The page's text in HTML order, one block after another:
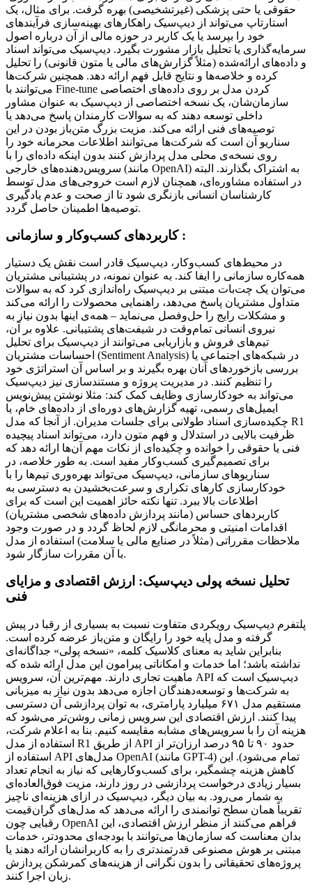
حقوقی یا حتی پزشکی (غیرتشخیصی) بهره گرفت. برای مثال، یک
استارتاپ می‌تواند از دیپ‌سیک راهکارهای بهینه‌سازی فرآیندهای
خود را بپرسد یا یک کاربر در حوزه مالی از آن درباره اصول
سرمایه‌گذاری یا تحلیل بازار مشورت بگیرد. دیپ‌سیک می‌تواند اسناد
و داده‌های ارائه‌شده (مثلاً گزارش‌های مالی یا متون قانونی) را تحلیل
کرده و خلاصه‌ها و نتایج قابل فهم ارائه دهد. همچنین شرکت‌ها
می‌توانند با Fine-tune کردن مدل بر روی داده‌های اختصاصی
سازمان‌شان، یک نسخه اختصاصی از دیپ‌سیک به عنوان مشاور
داخلی توسعه دهند که به سوالات کارمندان پاسخ می‌دهد یا
توصیه‌های فنی ارائه می‌کند. مزیت بزرگ متن‌باز بودن در این
سناریو آن است که شرکت‌ها می‌توانند اطلاعات محرمانه خود را
روی نسخه‌ی محلی مدل پردازش کنند بدون اینکه داده‌ای را با
سرویس‌دهنده‌های خارجی (مانند OpenAI) به اشتراک بگذارند. البته
در استفاده مشاوره‌ای، همچنان لازم است خروجی‌های مدل توسط
کارشناسان انسانی بازنگری شود تا از صحت و عدم یادگیری
توصیه‌ها اطمینان حاصل گردد.
کاربردهای کسب‌وکار و سازمانی :
در محیط‌های کسب‌وکار، دیپ‌سیک قادر است نقش یک دستیار
همه‌کاره سازمانی را ایفا کند. به عنوان نمونه، در پشتیبانی مشتریان
می‌توان یک چت‌بات مبتنی بر دیپ‌سیک راه‌اندازی کرد که به سوالات
متداول مشتریان پاسخ می‌دهد، راهنمایی محصولات را ارائه می‌کند
و مشکلات رایج را حل‌وفصل می‌نماید – همه‌ی اینها بدون نیاز به
نیروی انسانی تمام‌وقت در شیفت‌های پشتیبانی. علاوه بر آن،
تیم‌های فروش و بازاریابی می‌توانند از دیپ‌سیک برای تحلیل
احساسات مشتریان (Sentiment Analysis) در شبکه‌های اجتماعی یا
بررسی بازخوردهای آنان بهره بگیرند و بر اساس آن استراتژی خود
را تنظیم کنند. در مدیریت پروژه و مستندسازی نیز دیپ‌سیک
می‌تواند به خودکارسازی وظایف کمک کند: مثلا نوشتن پیش‌نویس
ایمیل‌های رسمی، تهیه گزارش‌های دوره‌ای از داده‌های خام، یا
چکیده‌سازی اسناد طولانی برای جلسات مدیران. از آنجا که مدل R1
ظرفیت بالایی در استدلال و فهم متون دارد، می‌تواند اسناد پیچیده
فنی یا حقوقی را خوانده و چکیده‌ای از نکات مهم آن‌ها ارائه دهد که
برای تصمیم‌گیری کسب‌وکار مفید است. به طور خلاصه، در
سناریوهای سازمانی، دیپ‌سیک می‌تواند بهره‌وری تیم‌ها را با
خودکارسازی کارهای تکراری و سرعت‌بخشیدن به دسترسی به
اطلاعات بالا ببرد. تنها نکته حائز اهمیت این است که برای
کاربردهای حساس (مانند پردازش داده‌های شخصی مشتریان)
اقدامات امنیتی و محرمانگی لازم لحاظ گردد و در صورت وجود
ملاحظات مقرراتی (مثلاً در صنایع مالی یا سلامت) استفاده از مدل
با آن مقررات سازگار شود.
تحلیل نسخه پولی دیپ‌سیک: ارزش اقتصادی و مزایای
فنی
پلتفرم دیپ‌سیک رویکردی متفاوت نسبت به بسیاری از رقبا در پیش
گرفته و مدل پایه خود را رایگان و متن‌باز عرضه کرده است.
بنابراین شاید به معنای کلاسیک کلمه، «نسخه پولی» جداگانه‌ای
نداشته باشد؛ اما خدمات و امکاناتی پیرامون این مدل ارائه شده که
ماهیت تجاری دارند. مهم‌ترین آن، سرویس API دیپ‌سیک است که
به شرکت‌ها و توسعه‌دهندگان اجازه می‌دهد بدون نیاز به میزبانی
مستقیم مدل ۶۷۱ میلیارد پارامتری، به توان پردازشی آن دسترسی
پیدا کنند. ارزش اقتصادی این سرویس زمانی روشن‌تر می‌شود که
هزینه آن را با سرویس‌های مشابه مقایسه کنیم. بنا به اعلام شرکت،
استفاده از مدل R1 از طریق API حدود ۹۰ تا ۹۵ درصد ارزان‌تر از
استفاده از API مدل‌های OpenAI (مانند GPT-4) تمام می‌شود). این
کاهش هزینه چشمگیر، برای کسب‌وکارهایی که نیاز به انجام تعداد
بسیار زیادی درخواست پردازشی در روز دارند، مزیت فوق‌العاده‌ای
به شمار می‌رود. به بیان دیگر، دیپ‌سیک در ازای هزینه‌ای ناچیز
تقریباً همان سطح توانمندی را ارائه می‌دهد که مدل‌های گران‌قیمت
رقبایی چون OpenAI فراهم می‌کنند از منظر ارزش اقتصادی، این
بدان معناست که سازمان‌ها می‌توانند با بودجه‌ای محدودتر، خدمات
مبتنی بر هوش مصنوعی قدرتمندتری را به کاربرانشان ارائه دهند یا
پروژه‌های تحقیقاتی را بدون نگرانی از هزینه‌های کمرشکن پردازش
زبان اجرا کنند.